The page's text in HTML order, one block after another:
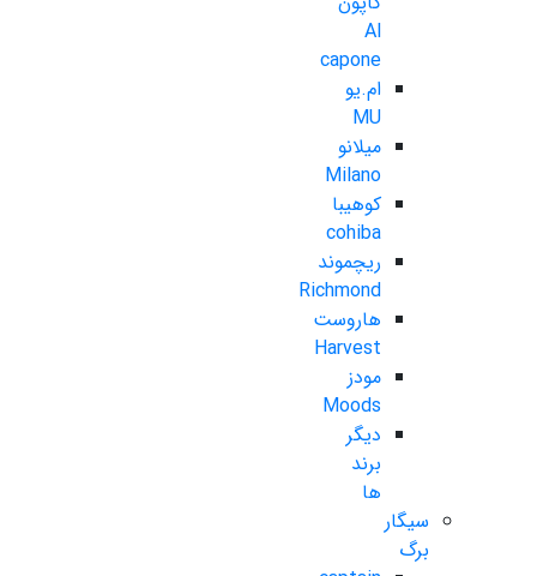
Al
capone
ام.یو
MU
میلانو
Milano
کوهیبا
cohiba
ریچموند
Richmond
هاروست
Harvest
مودز
Moods
دیگر
برند
ها
سیگار
برگ